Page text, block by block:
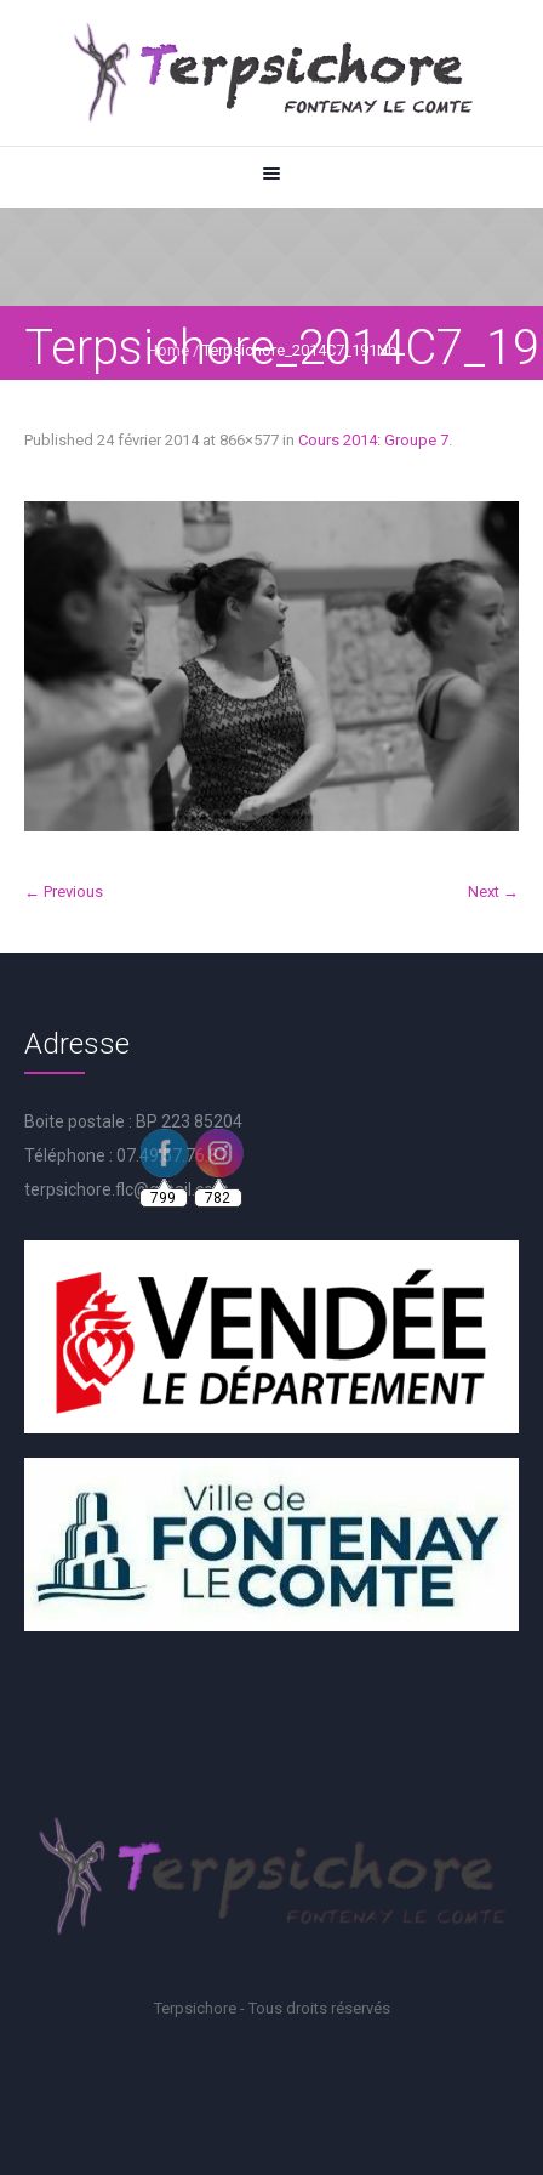
Home /Terpsichore_2014C7_191Nb
Published 24 février 2014at 866×577 in Cours 2014: Groupe 7.
← Previous Next →
Adresse
Boite postale : BP 223 85204
Téléphone : 07.49.57.76.81
terpsichore.flc@gmail.com
Terpsichore - Tous droits réservés
799 782